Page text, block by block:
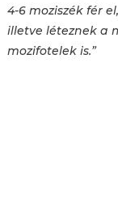
4-6 moziszék fér
illetve léteznek a
mozifotelek is.”